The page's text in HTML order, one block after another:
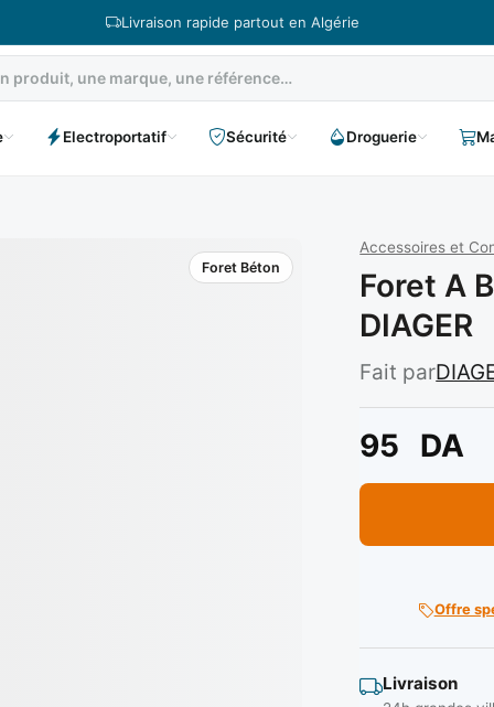
Livraison rapide partout en Algérie
Electroportatif Sécurité Droguerie
Foret Béton
Accessoires et
Foret A
DIAGER
Fait par
95 DA
Offre
Livraison